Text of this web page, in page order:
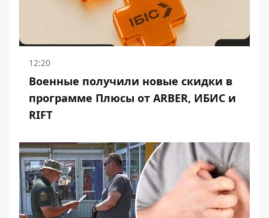
12:20
Военные получили новые скидки в
программе Плюсы от ARBER, ИБИС и
RIFT